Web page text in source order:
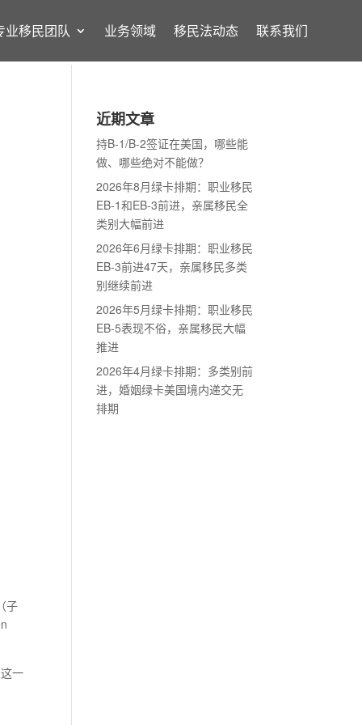
业移民团队 业务领域 移民法动态 联系我们
子
一
近期文章
持B-1/B-2签证在美国，哪些能
做、哪些绝对不能做？
2026年8月绿卡排期：职业移民
EB-1和EB-3前进，亲属移民全
类别大幅前进
2026年6月绿卡排期：职业移民
EB-3前进47天，亲属移民多类
别继续前进
2026年5月绿卡排期：职业移民
EB-5表现不俗，亲属移民大幅
推进
2026年4月绿卡排期：多类别前
进，婚姻绿卡美国境内递交无
排期